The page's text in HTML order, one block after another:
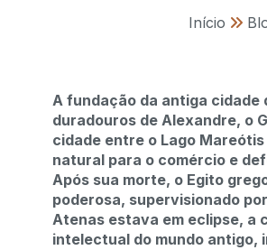
Início »
A fundação da antiga cidade
duradouros de Alexandre, o
cidade entre o Lago
natural para o comércio e
Após sua morte, o Egito
poderosa, supervisionado
Atenas estava em eclipse, a
intelectual do mundo antigo,